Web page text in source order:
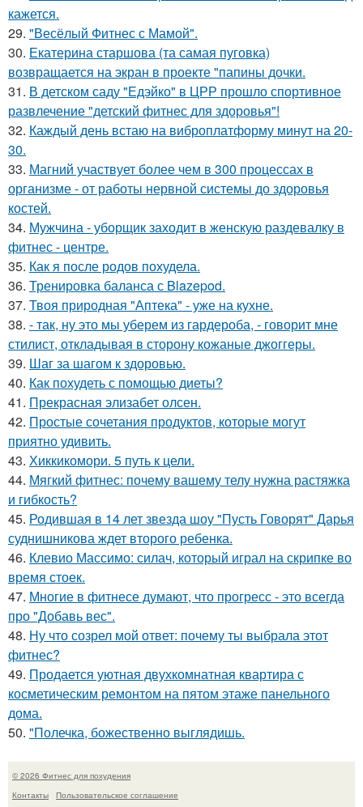
кажется.
29. "Весёлый Фитнес с Мамой".
30. Екатерина старшова (та самая пуговка)
возвращается на экран в проекте "папины дочки.
31. В детском саду "Едэйко" в ЦРР прошло спортивное
развлечение "детский фитнес для здоровья"!
32. Каждый день встаю на виброплатформу минут на 20-
30.
33. Магний участвует более чем в 300 процессах в
организме - от работы нервной системы до здоровья
костей.
34. Мужчина - уборщик заходит в женскую раздевалку в
фитнес - центре.
35. Как я после родов похудела.
36. Тренировка баланса с Blazepod.
37. Твоя природная "Аптека" - уже на кухне.
38. - так, ну это мы уберем из гардероба, - говорит мне
стилист, откладывая в сторону кожаные джоггеры.
39. Шаг за шагом к здоровью.
40. Как похудеть с помощью диеты?
41. Прекрасная элизабет олсен.
42. Простые сочетания продуктов, которые могут
приятно удивить.
43. Хиккикомори. 5 путь к цели.
44. Мягкий фитнес: почему вашему телу нужна растяжка
и гибкость?
45. Родившая в 14 лет звезда шоу "Пусть Говорят" Дарья
суднишникова ждет второго ребенка.
46. Клевио Массимо: силач, который играл на скрипке во
время стоек.
47. Многие в фитнесе думают, что прогресс - это всегда
про "Добавь вес".
48. Ну что созрел мой ответ: почему ты выбрала этот
фитнес?
49. Продается уютная двухкомнатная квартира с
косметическим ремонтом на пятом этаже панельного
дома.
50. "Полечка, божественно выглядишь.
© 2026 Фитнес для похудения
Контакты
Пользовательское соглашение